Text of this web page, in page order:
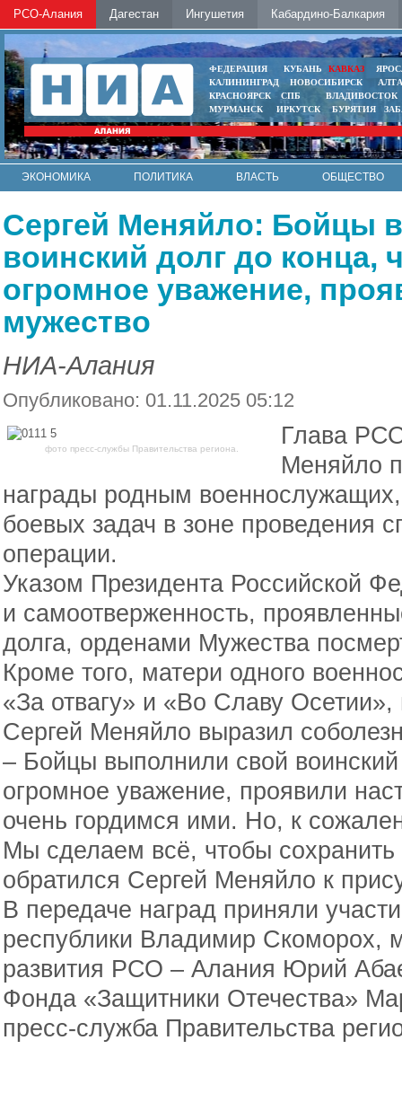
РСО-Алания Дагестан Ингушетия Кабардино-Балкария
ФЕДЕРАЦИЯ КУБАНЬ КАВКАЗ
КАЛИНИНГРАД
НОВОСИБИРСК
КРАСНОЯРСК
СПБ
ВЛАДИВОСТОК
МУРМАНСК
ИРКУТСК БУРЯТИЯ
ЭКОНОМИКА ПОЛИТИКА ВЛАСТЬ
ОБЩЕСТВО
Сергей Меняйло: Бойцы
воинский долг до конца,
огромное уважение,
мужество
НИА-Алания
Опубликовано: 01.11.2025 05:12
фото пресс-службы Правительства региона.
Глава
Меняйло
награды родным
боевых задач в зоне проведения
операции.
Указом Президента Российской
и самоотверженность,
долга, орденами Мужества
Кроме того, матери одного
«За отвагу» и «Во Славу
Сергей Меняйло выразил
– Бойцы выполнили свой
огромное уважение, проявили
очень гордимся ими. Но, к
Мы сделаем всё, чтобы
обратился Сергей Меняйло к
В передаче наград приняли
республики Владимир Скоморох,
развития РСО – Алания Юрий
Фонда «Защитники Отечества»
пресс-служба Правительства